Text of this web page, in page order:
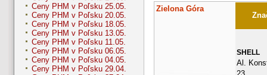
Ceny PHM v Poľsku 25.05.
Ceny PHM v Poľsku 20.05.
Ceny PHM v Poľsku 18.05.
Ceny PHM v Poľsku 13.05.
Ceny PHM v Poľsku 11.05.
Ceny PHM v Poľsku 06.05.
Ceny PHM v Poľsku 04.05.
Ceny PHM v Poľsku 29.04.
Zielona Góra
SHELL
Al.